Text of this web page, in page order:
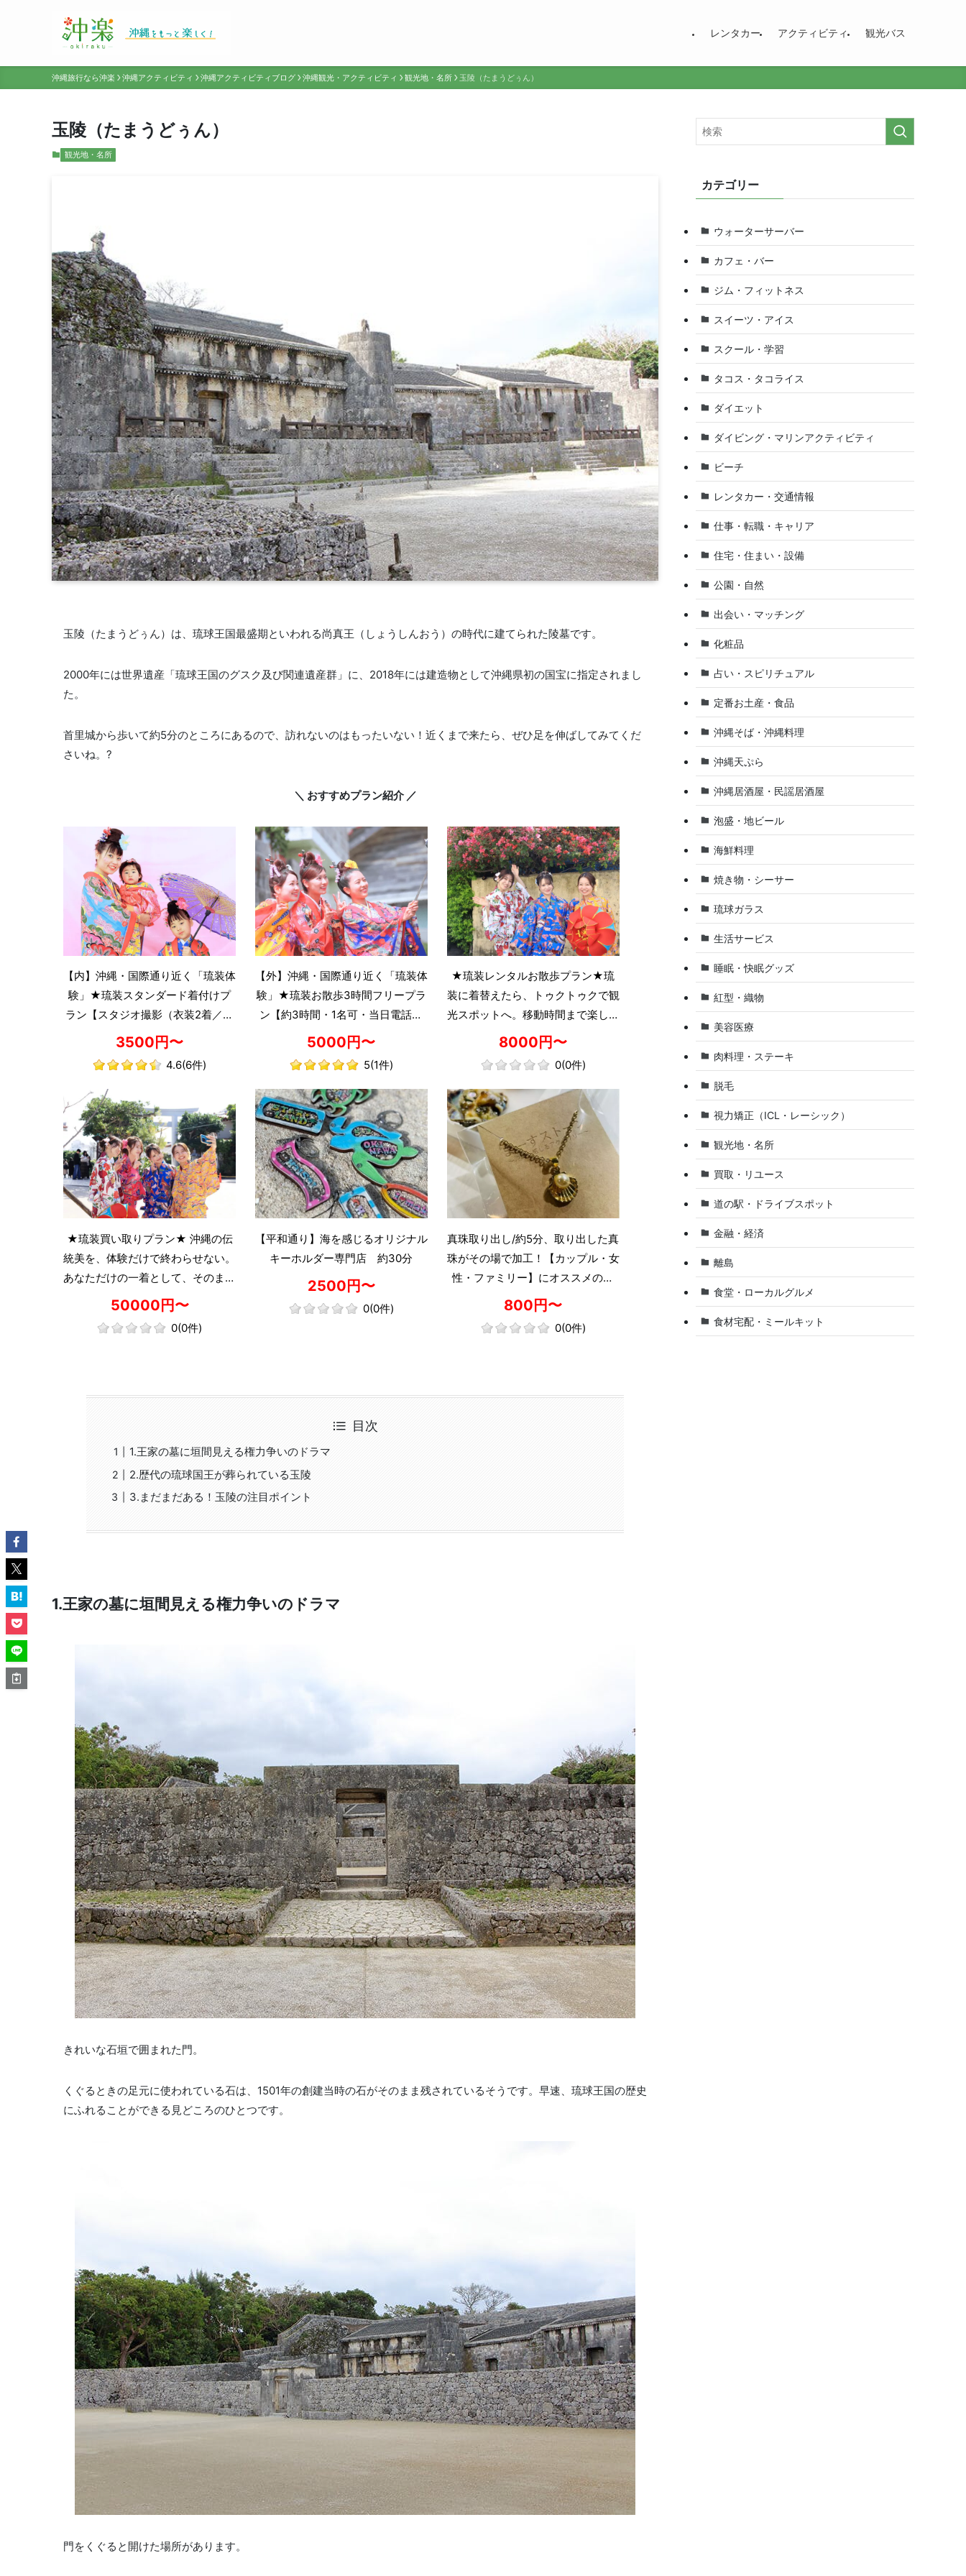
レンタカー アクティビティ 観光バス
沖縄旅行なら沖楽 沖縄アクティビティ 沖縄アクティビティブログ 沖縄観光・アクティビティ 観光地・名所 玉陵（たまうどぅん）
玉陵（たまうどぅん）
観光地・名所
玉陵（たまうどぅん）は、琉球王国最盛期といわれる尚真王（しょうしんおう）の時代に建てられた陵墓です。
2000年には世界遺産「琉球王国のグスク及び関連遺産群」に、2018年には建造物として沖縄県初の国宝に指定されまし
た。
首里城から歩いて約5分のところにあるので、訪れないのはもったいない！近くまで来たら、ぜひ足を伸ばしてみてくだ
さいね。?
＼ おすすめプラン紹介 ／
【内】沖縄・国際通り近く「琉装体
験」★琉装スタンダード着付けプ
ラン【スタジオ撮影（衣装2着／帯
無し／ヘアセット込み）・約30
分・1名可・当日電話申込可・『紅
型(びんがた)』ヘアゴムプレゼン
3500円〜
4.6(6件)
【外】沖縄・国際通り近く「琉装体
験」★琉装お散歩3時間フリープラ
ン【約3時間・1名可・当日電話申
込可『紅型(びんがた)』ヘアゴムプ
レゼント！】
5000円〜
5(1件)
★琉装レンタルお散歩プラン★琉
装に着替えたら、トゥクトゥクで観
光スポットへ。移動時間まで楽しめ
る、新しい琉装体験。
8000円〜
0(0件)
★琉装買い取りプラン★ 沖縄の伝
統美を、体験だけで終わらせない。
あなただけの一着として、そのまま
お持ち帰りいただける特別プランで
50000円〜
0(0件)
【平和通り】海を感じるオリジナル
キーホルダー専門店 約30分
2500円〜
0(0件)
真珠取り出し/約5分、取り出した真
珠がその場で加工！【カップル・女
性・ファミリー】にオススメの体
験！身に着けて帰ってOK！
800円〜
0(0件)
目次
1.王家の墓に垣間見える権力争いのドラマ
2.歴代の琉球国王が葬られている玉陵
3.まだまだある！玉陵の注目ポイント
1.王家の墓に垣間見える権力争いのドラマ
きれいな石垣で囲まれた門。
くぐるときの足元に使われている石は、1501年の創建当時の石がそのまま残されているそうです。早速、琉球王国の歴史
にふれることができる見どころのひとつです。
門をくぐると開けた場所があります。
カテゴリー
ウォーターサーバー
カフェ・バー
ジム・フィットネス
スイーツ・アイス
スクール・学習
タコス・タコライス
ダイエット
ダイビング・マリンアクティビティ
ビーチ
レンタカー・交通情報
仕事・転職・キャリア
住宅・住まい・設備
公園・自然
出会い・マッチング
化粧品
占い・スピリチュアル
定番お土産・食品
沖縄そば・沖縄料理
沖縄天ぷら
沖縄居酒屋・民謡居酒屋
泡盛・地ビール
海鮮料理
焼き物・シーサー
琉球ガラス
生活サービス
睡眠・快眠グッズ
紅型・織物
美容医療
肉料理・ステーキ
脱毛
視力矯正（ICL・レーシック）
観光地・名所
買取・リユース
道の駅・ドライブスポット
金融・経済
離島
食堂・ローカルグルメ
食材宅配・ミールキット